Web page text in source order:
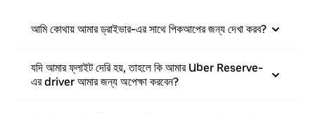
আমি কোথায় আমার ড্রাইভার-এর সাথে পিকআপের জন্য দেখা করব?
যদি আমার ফ্লাইট দেরি হয়, তাহলে কি আমার Uber Reserve-
এর driver আমার জন্য অপেক্ষা করবেন?